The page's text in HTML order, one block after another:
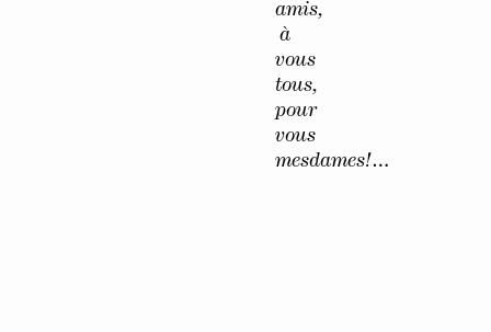
amis,
à
vous
tous,
pour
vous
mesdames!…